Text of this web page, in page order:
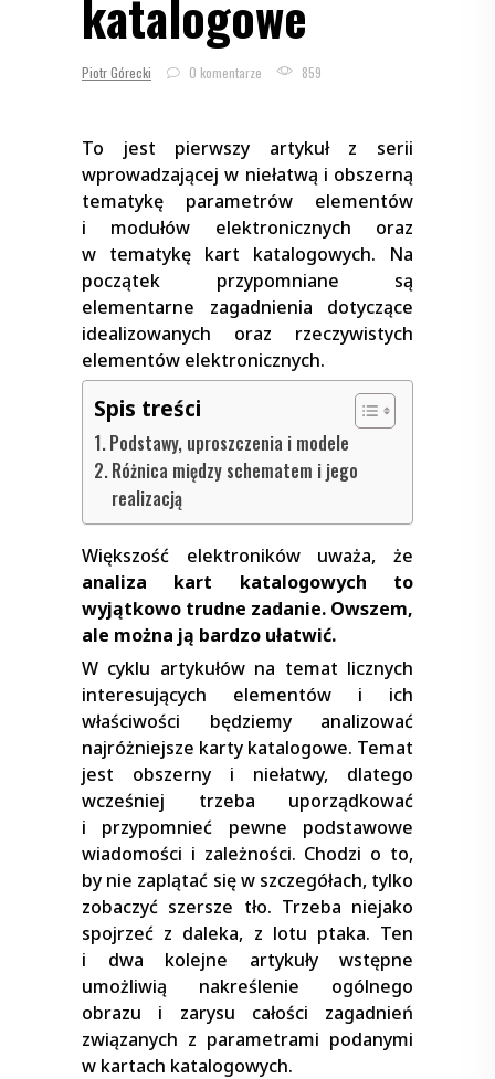
katalogowe
Piotr Górecki 0 komentarze 859
To jest pierwszy artykuł z serii
wprowadzającej w niełatwą i obszerną
tematykę parametrów elementów
i modułów elektronicznych oraz
w tematykę kart katalogowych. Na
początek przypomniane są
elementarne zagadnienia dotyczące
idealizowanych oraz rzeczywistych
elementów elektronicznych.
Spis treści
Podstawy, uproszczenia i modele
Różnica między schematem i jego
realizacją
Większość elektroników uważa, że
analiza kart katalogowych to
wyjątkowo trudne zadanie. Owszem,
ale można ją bardzo ułatwić.
W cyklu artykułów na temat licznych
interesujących elementów i ich
właściwości będziemy analizować
najróżniejsze karty katalogowe. Temat
jest obszerny i niełatwy, dlatego
wcześniej trzeba uporządkować
i przypomnieć pewne podstawowe
wiadomości i zależności. Chodzi o to,
by nie zaplątać się w szczegółach, tylko
zobaczyć szersze tło. Trzeba niejako
spojrzeć z daleka, z lotu ptaka. Ten
i dwa kolejne artykuły wstępne
umożliwią nakreślenie ogólnego
obrazu i zarysu całości zagadnień
związanych z parametrami podanymi
w kartach katalogowych.